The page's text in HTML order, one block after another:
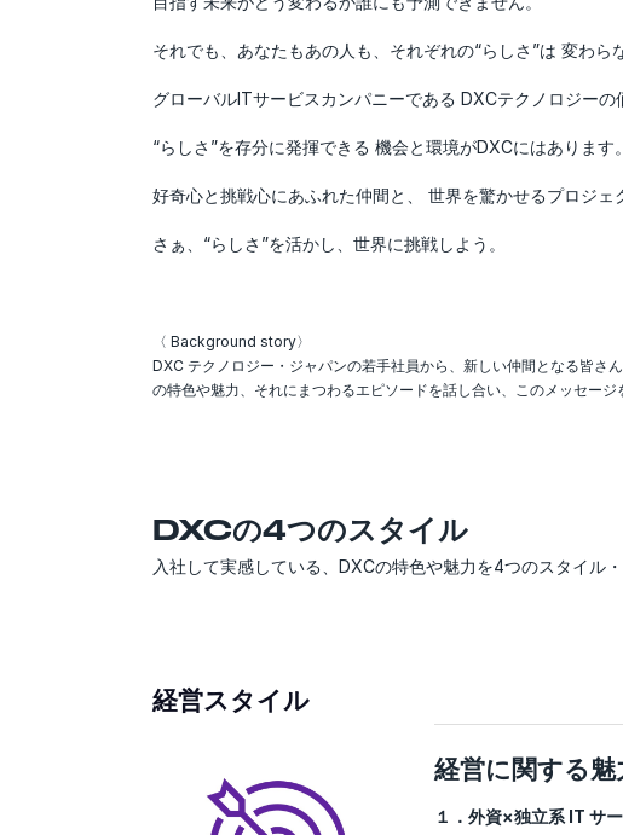
それでも、あなたもあの人も、それぞれの“らしさ”は 変わら
グローバルITサービスカンパニーである DXCテクノロジーの
“らしさ”を存分に発揮できる 機会と環境がDXCにはあります。
好奇心と挑戦心にあふれた仲間と、 世界を驚かせるプロジェ
さぁ、“らしさ”を活かし、世界に挑戦しよう。
〈 Background story〉
DXC テクノロジー・ジャパンの若手社員から、新しい仲間となる皆
の特色や魅力、それにまつわるエピソードを話し合い、このメッセー
DXCの4つのスタイル
入社して実感している、DXCの特色や魅力を4つのスタイル
経営スタイル
経営に関する魅
１．外資×独立系 IT サ